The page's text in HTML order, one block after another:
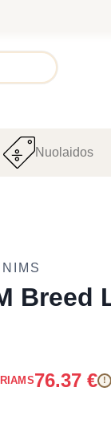
Nuolaidos
Breed
76.37 € !